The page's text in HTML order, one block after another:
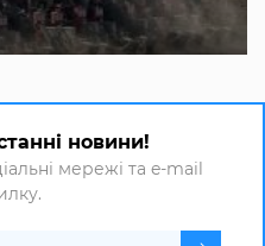
новини!
мережі та e-mail